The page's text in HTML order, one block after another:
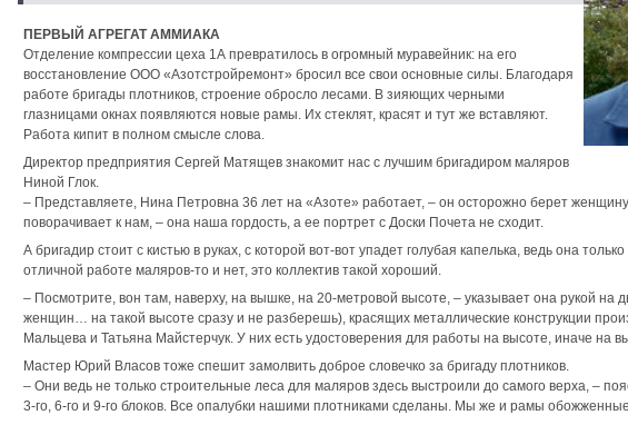
ПЕРВЫЙ АГРЕГАТ АММИАКА
Отделение компрессии цеха 1А превратилось в огромный муравейник: на его
восстановление ООО «Азотстройремонт» бросил все свои основные силы. Благодаря
работе бригады плотников, строение обросло лесами. В зияющих черными
глазницами окнах появляются новые рамы. Их стеклят, красят и тут же вставляют.
Работа кипит в полном смысле слова.
Директор предприятия Сергей Матящев знакомит нас с лучшим бригадиром маляров
Ниной Глок.
– Представляете, Нина Петровна 36 лет на «Азоте» работает, – он осторожно берет
поворачивает к нам, – она наша гордость, а ее портрет с Доски Почета не сходит.
А бригадир стоит с кистью в руках, с которой вот-вот упадет голубая капелька, ведь она
отличной работе маляров-то и нет, это коллектив такой хороший.
– Посмотрите, вон там, наверху, на вышке, на 20-метровой высоте, – указывает она рукой на
женщин… на такой высоте сразу и не разберешь), красящих металлические конструкции
Мальцева и Татьяна Майстерчук. У них есть удостоверения для работы на высоте, иначе на
Мастер Юрий Власов тоже спешит замолвить доброе словечко за бригаду плотников.
– Они ведь не только строительные леса для маляров здесь выстроили до самого верха, –
3-го, 6-го и 9-го блоков. Все опалубки нашими плотниками сделаны. Мы же и рамы